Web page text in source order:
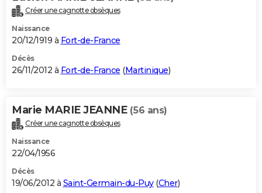
Créer une cagnotte obsèques
Naissance
20/12/1919 à Fort-de-France
Décès
26/11/2012 à Fort-de-France (Martinique)
Marie MARIE JEANNE (56 ans)
Créer une cagnotte obsèques
Naissance
22/04/1956
Décès
19/06/2012 à Saint-Germain-du-Puy(Cher)